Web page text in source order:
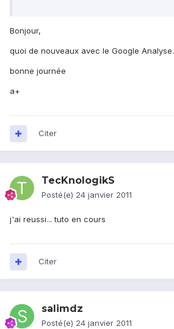
Bonjour,
quoi de nouveaux avec le Google Analyse.
bonne journée
a+
Citer
TecKnologikS
Posté(e) 24 janvier 2011
j'ai reussi... tuto en cours
Citer
salimdz
Posté(e) 24 janvier 2011